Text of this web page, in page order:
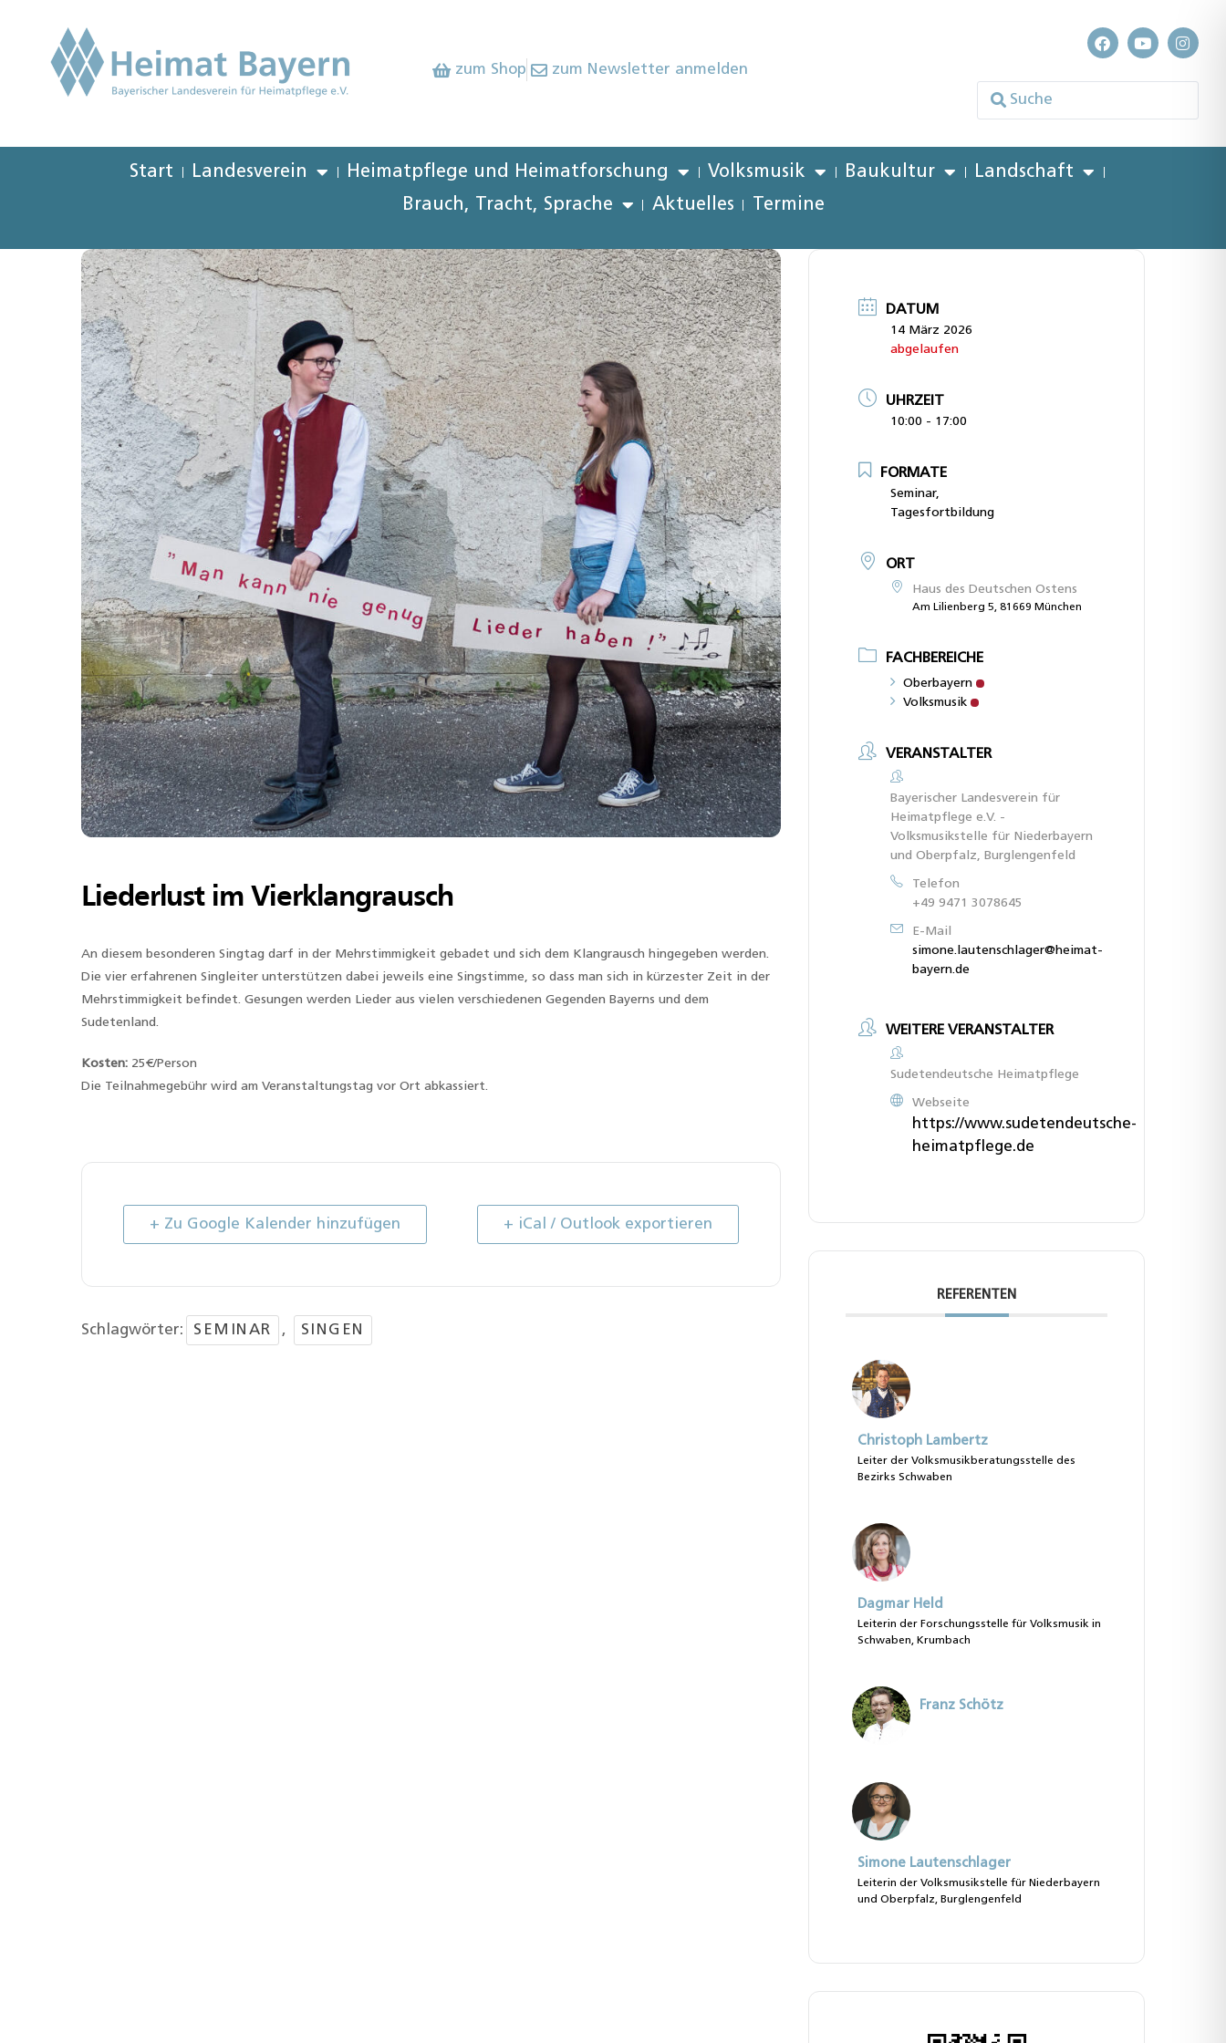
zum Shop zum Newsletter anmelden
Start Landesverein Heimatpflege und Heimatforschung Volksmusik Baukultur
Landschaft
Brauch, Tracht, Sprache
Aktuelles Termine
Liederlust im Vierklangrausch
An diesem besonderen Singtag darf in der Mehrstimmigkeit gebadet und sich dem Klangrausch hingegeben werden.
Die vier erfahrenen Singleiter unterstützen dabei jeweils eine Singstimme, so dass man sich in kürzester Zeit in der
Mehrstimmigkeit befindet. Gesungen werden Lieder aus vielen verschiedenen Gegenden Bayerns und dem
Sudetenland.
Kosten: 25€/Person
Die Teilnahmegebühr wird am Veranstaltungstag vor Ort abkassiert.
+ Zu Google Kalender hinzufügen + iCal / Outlook exportieren
Schlagwörter: SEMINAR , SINGEN
DATUM
14 März 2026
abgelaufen
UHRZEIT
10:00 - 17:00
FORMATE
Seminar,
Tagesfortbildung
ORT
Haus des Deutschen Ostens
Am Lilienberg 5, 81669 München
FACHBEREICHE
Oberbayern
Volksmusik
VERANSTALTER
Bayerischer Landesverein für
Heimatpflege e.V. -
Volksmusikstelle für Niederbayern
und Oberpfalz, Burglengenfeld
Telefon
+49 9471 3078645
E-Mail
simone.lautenschlager@heimat-
bayern.de
WEITERE VERANSTALTER
Sudetendeutsche Heimatpflege
Webseite
https://www.sudetendeutsche-
heimatpflege.de
REFERENTEN
Christoph Lambertz
Leiter der Volksmusikberatungsstelle des
Bezirks Schwaben
Dagmar Held
Leiterin der Forschungsstelle für Volksmusik in
Schwaben, Krumbach
Franz Schötz
Simone Lautenschlager
Leiterin der Volksmusikstelle für Niederbayern
und Oberpfalz, Burglengenfeld